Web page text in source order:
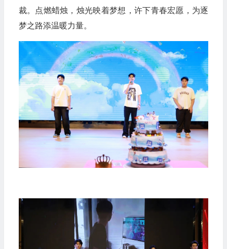
裁。点燃蜡烛，烛光映着梦想，许下青春宏愿，为逐
梦之路添温暖力量。